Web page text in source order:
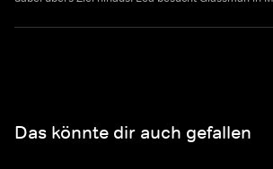
Das könnte dir auch gefallen